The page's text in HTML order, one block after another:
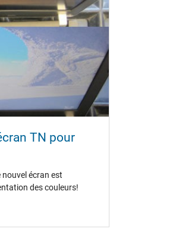
TN pour
nouvel écran est
des couleurs!